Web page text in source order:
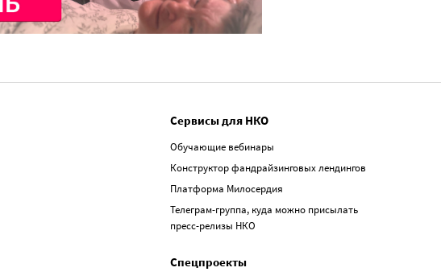
Сервисы для НКО
Обучающие вебинары
Конструктор фандрайзинговых лендингов
Платформа Милосердия
Телеграм-группа, куда можно присылать
пресс-релизы НКО
Спецпроекты